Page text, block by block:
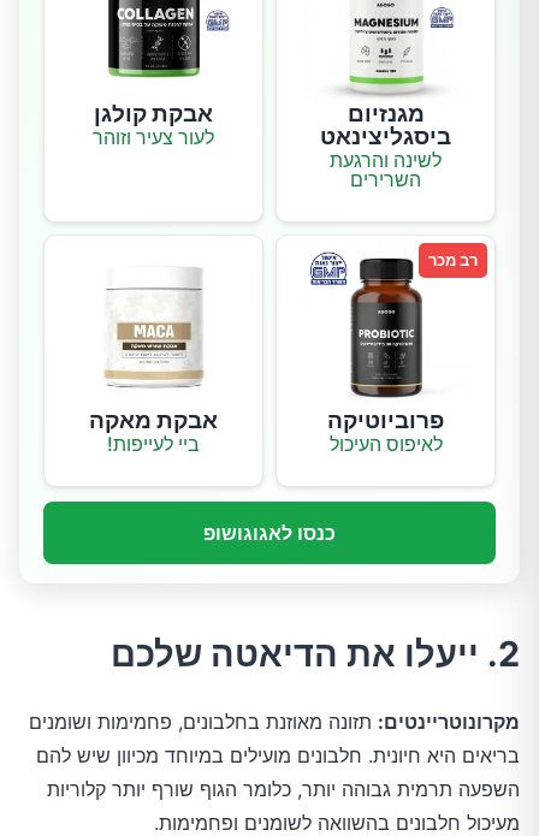
מגנזיום
ביסגליצינאט
לשינה והרגעת
השרירים
אבקת קולגן
לעור צעיר וזוהר
רב מכר
פרוביוטיקה
לאיפוס העיכול
אבקת מאקה
ביי לעייפות!
כנסו לאגוגושופ
2. ייעלו את הדיאטה שלכם
מקרונוטריינטים: תזונה מאוזנת בחלבונים, פחמימות ושומנים
בריאים היא חיונית. חלבונים מועילים במיוחד מכיוון שיש להם
השפעה תרמית גבוהה יותר, כלומר הגוף שורף יותר קלוריות
מעיכול חלבונים בהשוואה לשומנים ופחמימות.